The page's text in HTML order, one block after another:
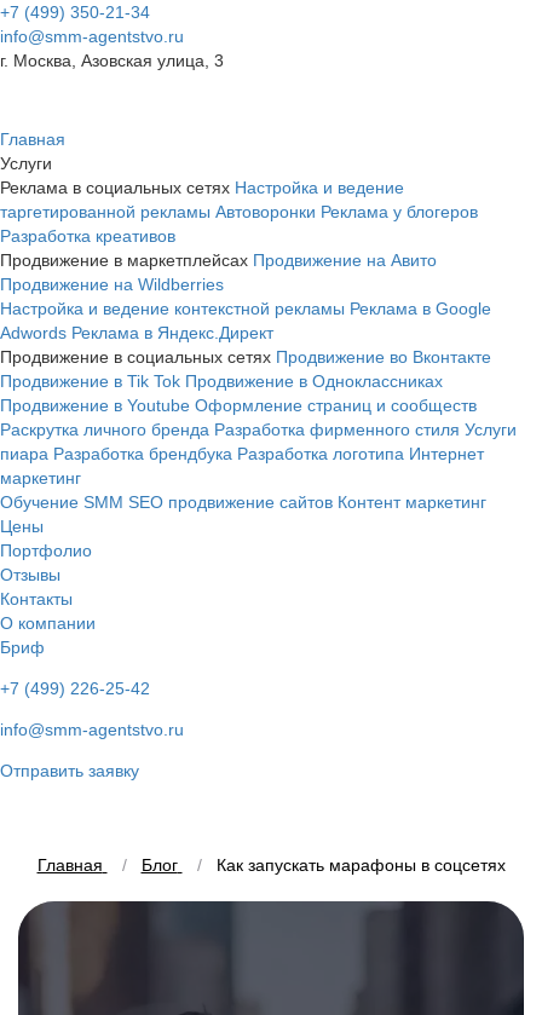
+7 (499) 350-21-34
info@smm-agentstvo.ru
г. Москва, Азовская улица, 3
Главная
Услуги
Реклама в социальных сетях Настройка и ведение
таргетированной рекламы Автоворонки Реклама у блогеров
Разработка креативов
Продвижение в маркетплейсах Продвижение на Авито
Продвижение на Wildberries
Настройка и ведение контекстной рекламы Реклама в Google
Adwords Реклама в Яндекс.Директ
Продвижение в социальных сетях Продвижение во Вконтакте
Продвижение в Tik Tok Продвижение в Одноклассниках
Продвижение в Youtube Оформление страниц и сообществ
Раскрутка личного бренда Разработка фирменного стиля Услуги
пиара Разработка брендбука Разработка логотипа Интернет
маркетинг
Обучение SMM SEO продвижение сайтов Контент маркетинг
Цены
Портфолио
Отзывы
Контакты
О компании
Бриф
+7 (499) 226-25-42
info@smm-agentstvo.ru
Отправить заявку
Главная Блог Как запускать марафоны в соцсетях